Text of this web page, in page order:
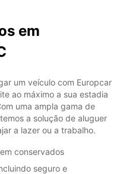
em
um veículo com Europcar
ao máximo a sua estadia
uma ampla gama de
a solução de aluguer
a lazer ou a trabalho.
conservados
seguro e